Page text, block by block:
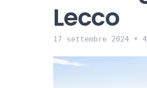
Lecco
17 settembre 2024 •